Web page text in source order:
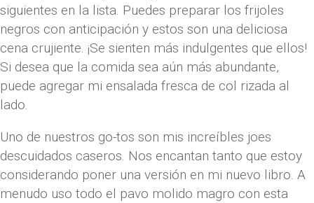
siguientes en la lista. Puedes preparar los frijoles
negros con anticipación y estos son una deliciosa
cena crujiente. ¡Se sienten más indulgentes que ellos!
Si desea que la comida sea aún más abundante,
puede agregar mi ensalada fresca de col rizada al
lado.
Uno de nuestros go-tos son mis increíbles joes
descuidados caseros. Nos encantan tanto que estoy
considerando poner una versión en mi nuevo libro. A
menudo uso todo el pavo molido magro con esta